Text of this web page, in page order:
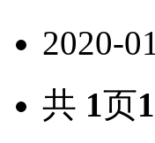
2020-
共 1页1